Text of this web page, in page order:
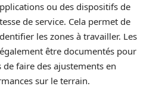
ou des dispositifs de
de service. Cela permet de
les zones à travailler. Les
être documentés pour
faire des ajustements en
sur le terrain.